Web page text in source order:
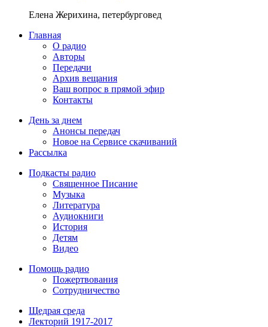
Елена Жерихина, петербурговед
Главная
О радио
Авторы
Передачи
Архив вещания
Ваш вопрос в прямой эфир
Контакты
День за днем
Анонсы передач
Новое на Сервисе скачиваний
Рассылка
Подкасты радио
Священное Писание
Музыка
Литература
Аудиокниги
История
Детям
Видео
Помощь радио
Пожертвования
Сотрудничество
Щедрая среда
Лекторий 1917-2017